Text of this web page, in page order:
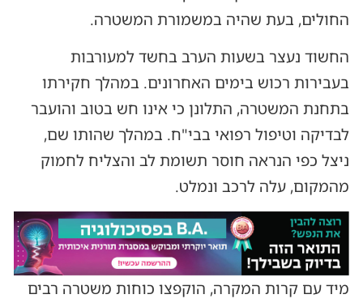
החולים, בעת שהיה במשמורת המשטרה.
החשוד נעצר בשעות הערב בחשד למעורבות
בעבירות רכוש בימים האחרונים. במהלך חקירתו
בתחנת המשטרה, התלונן כי אינו חש בטוב והועבר
לבדיקה וטיפול רפואי בבי"ח. במהלך שהותו שם,
ניצל כפי הנראה חוסר תשומת לב והצליח לחמוק
מהמקום, עלה לרכב ונמלט.
מיד עם קרות המקרה, הוקפצו כוחות משטרה רבים